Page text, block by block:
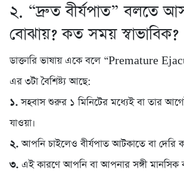
২. “দ্রুত বীর্যপাত” বলতে
বোঝায়? কত সময় স্বাভাবিক?
ডাক্তারি ভাষায় একে বলে “Premature
এর ৩টা বৈশিষ্ট্য আছে:
১.সহবাস শুরুর ১ মিনিটের মধ্যেই বা তার
যাওয়া।
২.আপনি চাইলেও বীর্যপাত আটকাতে বা দেরি
৩. এই কারণে আপনি বা আপনার সঙ্গী মানসিক